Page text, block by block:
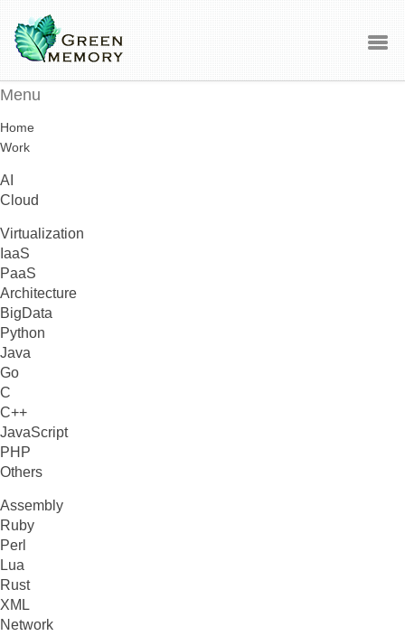
Menu
Home
Work
AI
Cloud
Virtualization
IaaS
PaaS
Architecture
BigData
Python
Java
Go
C
C++
JavaScript
PHP
Others
Assembly
Ruby
Perl
Lua
Rust
XML
Network